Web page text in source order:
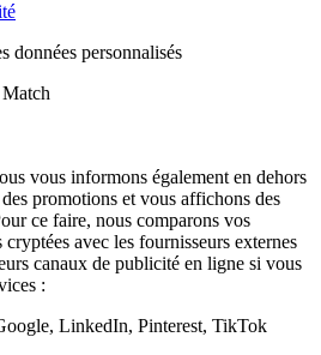
données personnalisés
vous informons également en dehors
promotions et vous affichons des
ce faire, nous comparons vos
cryptées avec les fournisseurs externes
canaux de publicité en ligne si vous
:
LinkedIn, Pinterest, TikTok